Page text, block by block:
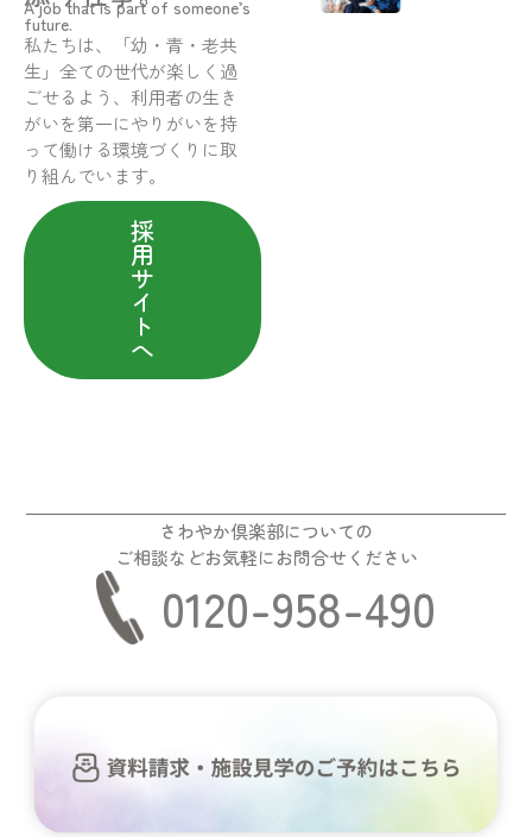
A job that is part of someone’s
future.
私たちは、「幼・青・老共
生」全ての世代が楽しく過
ごせるよう、利用者の生き
がいを第一にやりがいを持
って働ける環境づくりに取
り組んでいます。
採
用
サ
イ
ト
へ
さわやか倶楽部についての
ご相談などお気軽にお問合せください
0120-958-490